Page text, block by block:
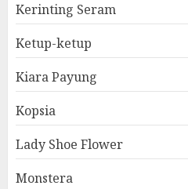
Kerinting Seram
Ketup-ketup
Kiara Payung
Kopsia
Lady Shoe Flower
Monstera